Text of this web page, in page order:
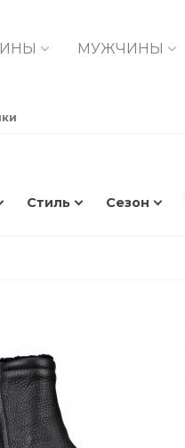
МУЖЧИНЫ
Стиль Сезон